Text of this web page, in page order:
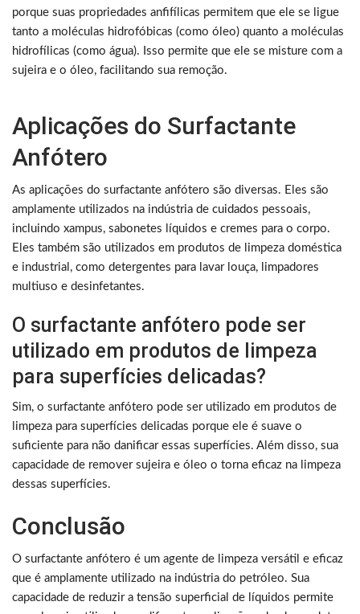
porque suas propriedades anfifílicas permitem que ele se ligue
tanto a moléculas hidrofóbicas (como óleo) quanto a moléculas
hidrofílicas (como água). Isso permite que ele se misture com a
sujeira e o óleo, facilitando sua remoção.
Aplicações do Surfactante
Anfótero
As aplicações do surfactante anfótero são diversas. Eles são
amplamente utilizados na indústria de cuidados pessoais,
incluindo xampus, sabonetes líquidos e cremes para o corpo.
Eles também são utilizados em produtos de limpeza doméstica
e industrial, como detergentes para lavar louça, limpadores
multiuso e desinfetantes.
O surfactante anfótero pode ser
utilizado em produtos de limpeza
para superfícies delicadas?
Sim, o surfactante anfótero pode ser utilizado em produtos de
limpeza para superfícies delicadas porque ele é suave o
suficiente para não danificar essas superfícies. Além disso, sua
capacidade de remover sujeira e óleo o torna eficaz na limpeza
dessas superfícies.
Conclusão
O surfactante anfótero é um agente de limpeza versátil e eficaz
que é amplamente utilizado na indústria do petróleo. Sua
capacidade de reduzir a tensão superficial de líquidos permite